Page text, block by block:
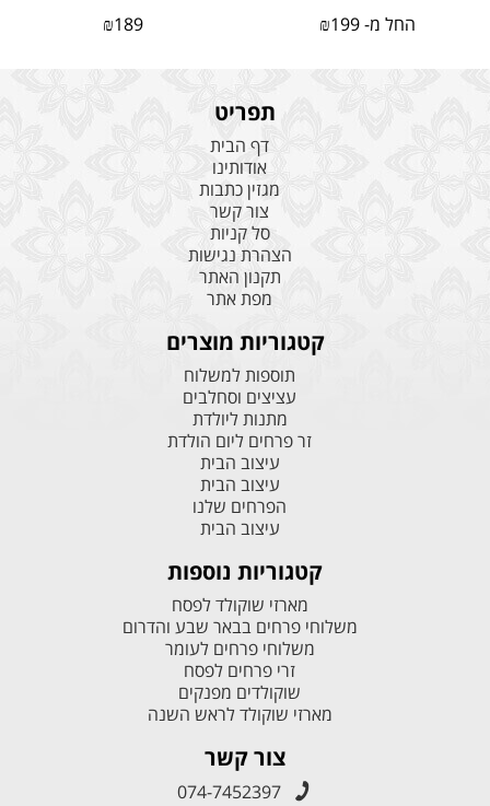
החל מ- ₪199
₪189
תפריט
דף הבית
אודותינו
מגזין כתבות
צור קשר
סל קניות
הצהרת נגישות
תקנון האתר
מפת אתר
קטגוריות מוצרים
תוספות למשלוח
עציצים וסחלבים
מתנות ליולדת
זר פרחים ליום הולדת
עיצוב הבית
עיצוב הבית
הפרחים שלנו
עיצוב הבית
קטגוריות נוספות
מארזי שוקולד לפסח
משלוחי פרחים בבאר שבע והדרום
משלוחי פרחים לעומר
זרי פרחים לפסח
שוקולדים מפנקים
מארזי שוקולד לראש השנה
צור קשר
074-7452397